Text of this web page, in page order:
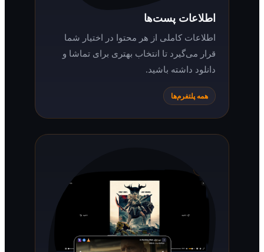
اطلاعات پست‌ها
اطلاعات کاملی از هر محتوا در اختیار شما
قرار می‌گیرد تا انتخاب بهتری برای تماشا و
دانلود داشته باشید.
همه پلتفرم‌ها